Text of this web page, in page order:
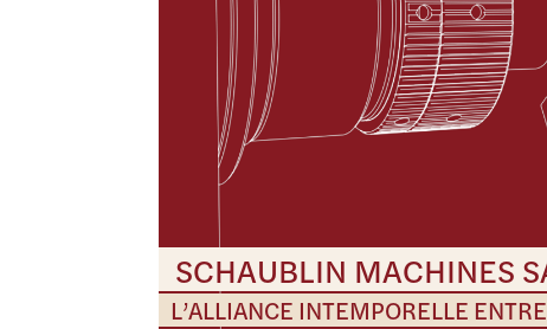
SCHAUBLIN MACHINES
L’ALLIANCE INTEMPORELLE